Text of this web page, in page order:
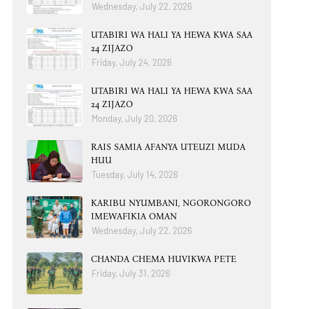
Wednesday, July 22, 2026
UTABIRI WA HALI YA HEWA KWA SAA
24 ZIJAZO
Friday, July 24, 2026
UTABIRI WA HALI YA HEWA KWA SAA
24 ZIJAZO
Monday, July 20, 2026
RAIS SAMIA AFANYA UTEUZI MUDA
HUU
Tuesday, July 14, 2026
KARIBU NYUMBANI, NGORONGORO
IMEWAFIKIA OMAN
Wednesday, July 22, 2026
CHANDA CHEMA HUVIKWA PETE
Friday, July 31, 2026